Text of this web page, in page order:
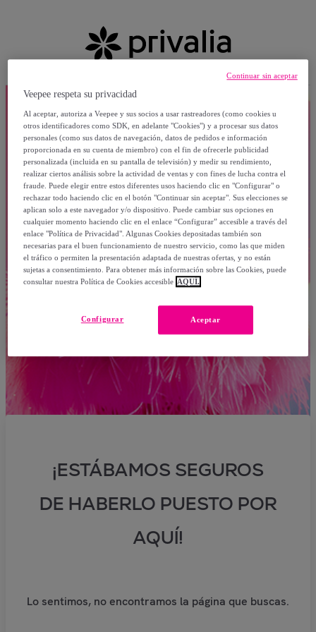
¡ESTÁBAMOS SEGUROS
DE HABERLO PUESTO POR
AQUÍ!
Lo sentimos, no encontramos la página que buscas.
Veepee respeta su privacidad
Al aceptar, autoriza a Veepee y sus socios a usar rastreadores (como cookies u
otros identificadores como SDK, en adelante "Cookies") y a procesar sus datos
personales (como sus datos de navegación, datos de pedidos e información
proporcionada en su cuenta de miembro) con el fin de ofrecerle publicidad
personalizada (incluida en su pantalla de televisión) y medir su rendimiento,
realizar ciertos análisis sobre la actividad de ventas y con fines de lucha contra el
fraude. Puede elegir entre estos diferentes usos haciendo clic en "Configurar" o
rechazar todo haciendo clic en el botón "Continuar sin aceptar". Sus elecciones se
aplican solo a este navegador y/o dispositivo. Puede cambiar sus opciones en
cualquier momento haciendo clic en el enlace “Configurar” accesible a través del
enlace "Política de Privacidad". Algunas Cookies depositadas también son
necesarias para el buen funcionamiento de nuestro servicio, como las que miden
el tráfico o permiten la presentación adaptada de nuestras ofertas, y no están
sujetas a consentimiento. Para obtener más información sobre las Cookies, puede
consultar nuestra Política de Cookies accesible AQUÍ.
Aceptar
Configurar
Continuar sin aceptar